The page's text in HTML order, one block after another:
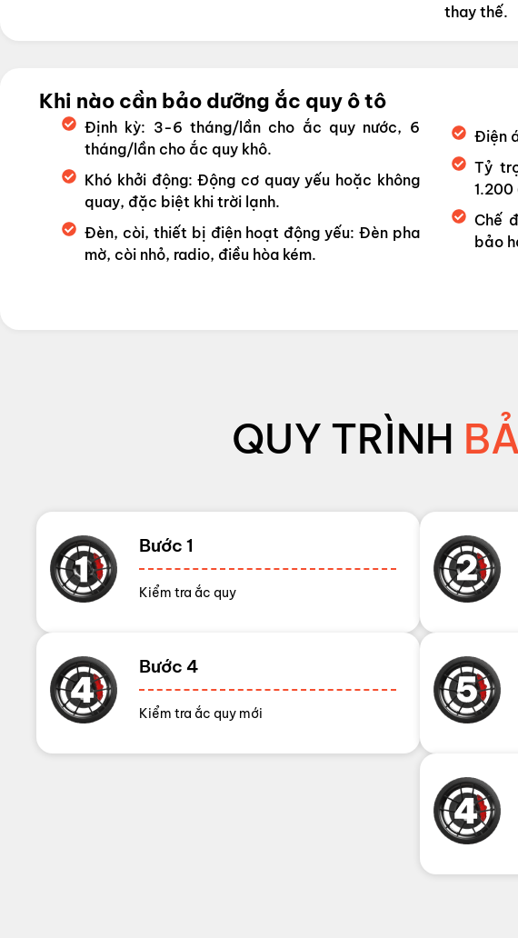
thay thế.
Khi nào cần bảo dưỡng ắc quy ô tô
Định kỳ: 3-6 tháng/lần cho ắc quy nước, 6
tháng/lần cho ắc quy khô.
Khó khởi động: Động cơ quay yếu hoặc không
quay, đặc biệt khi trời lạnh.
Đèn, còi, thiết bị điện hoạt động yếu: Đèn pha
mờ, còi nhỏ, radio, điều hòa kém.
Điện
Tỷ
Chế
bảo
QUY TRÌNH
Bước 1
Kiểm tra ắc quy
Bước 4
Kiểm tra ắc quy mới